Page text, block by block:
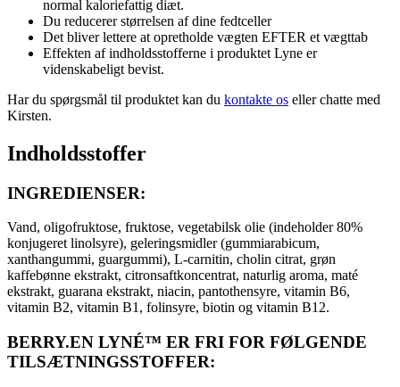
normal kaloriefattig diæt.
Du reducerer størrelsen af dine fedtceller
Det bliver lettere at opretholde vægten EFTER et vægttab
Effekten af indholdsstofferne i produktet Lyne er
videnskabeligt bevist.
Har du spørgsmål til produktet kan du kontakte os eller chatte med
Kirsten.
Indholdsstoffer
INGREDIENSER:
Vand, oligofruktose, fruktose, vegetabilsk olie (indeholder 80%
konjugeret linolsyre), geleringsmidler (gummiarabicum,
xanthangummi, guargummi), L-carnitin, cholin citrat, grøn
kaffebønne ekstrakt, citronsaftkoncentrat, naturlig aroma, maté
ekstrakt, guarana ekstrakt, niacin, pantothensyre, vitamin B6,
vitamin B2, vitamin B1, folinsyre, biotin og vitamin B12.
BERRY.EN LYNÉ™ ER FRI FOR FØLGENDE
TILSÆTNINGSSTOFFER: